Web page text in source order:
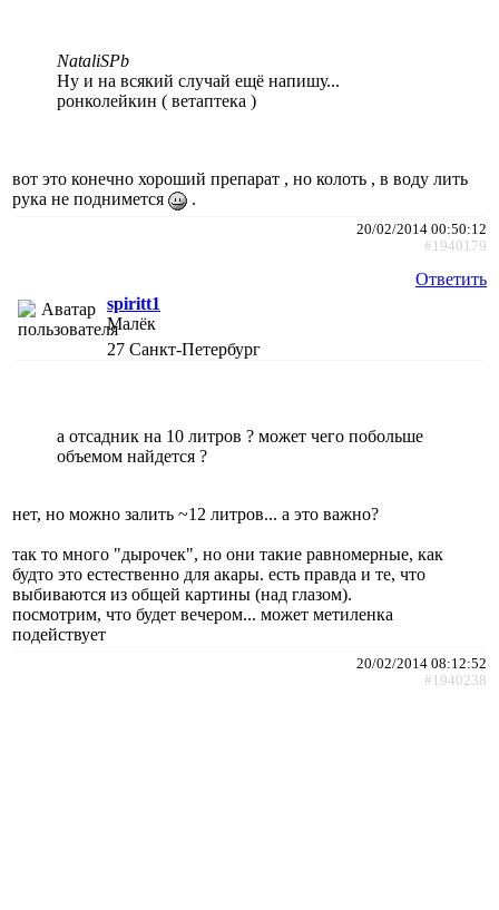
NataliSPb
Ну и на всякий случай ещё напишу...
ронколейкин ( ветаптека )
вот это конечно хороший препарат , но колоть , в воду лить
рука не поднимется
.
20/02/2014 00:50:12
#1940179
Ответить
spiritt1
Малёк
27 Санкт-Петербург
а отсадник на 10 литров ? может чего побольше
объемом найдется ?
нет, но можно залить ~12 литров... а это важно?
так то много "дырочек", но они такие равномерные, как
будто это естественно для акары. есть правда и те, что
выбиваются из общей картины (над глазом).
посмотрим, что будет вечером... может метиленка
подействует
20/02/2014 08:12:52
#1940238